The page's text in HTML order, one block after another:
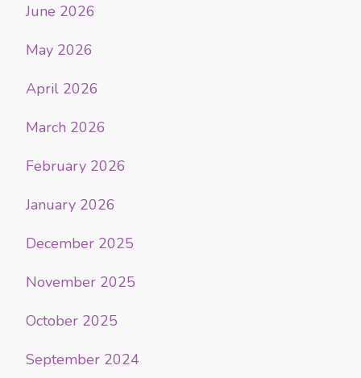
June 2026
May 2026
April 2026
March 2026
February 2026
January 2026
December 2025
November 2025
October 2025
September 2024